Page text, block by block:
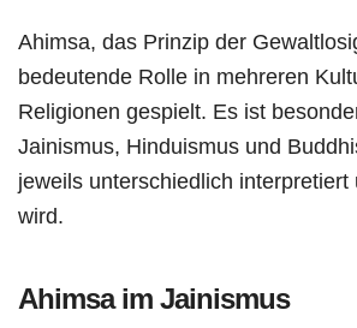
Ahimsa, das Prinzip der
bedeutende Rolle in mehreren
Religionen gespielt. Es ist
Jainismus, Hinduismus und
jeweils unterschiedlich interpretiert
wird.
Ahimsa im Jainismus